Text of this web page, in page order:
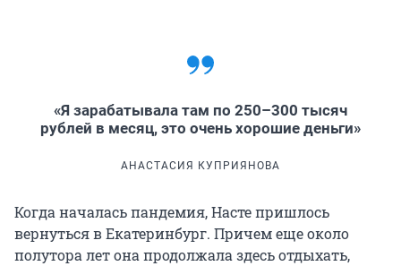
«Я зарабатывала там по 250–300 тысяч
рублей в месяц, это очень хорошие деньги»
АНАСТАСИЯ КУПРИЯНОВА
Когда началась пандемия, Насте пришлось
вернуться в Екатеринбург. Причем еще около
полутора лет она продолжала здесь отдыхать,